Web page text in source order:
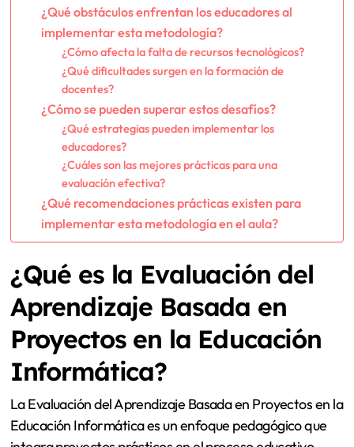
¿Qué obstáculos enfrentan los educadores al
implementar esta metodología?
¿Cómo afecta la falta de recursos tecnológicos?
¿Qué dificultades surgen en la formación de
docentes?
¿Cómo se pueden superar estos desafíos?
¿Qué estrategias pueden implementar los
educadores?
¿Cuáles son las mejores prácticas para una
evaluación efectiva?
¿Qué recomendaciones prácticas existen para
implementar esta metodología en el aula?
¿Qué es la Evaluación del
Aprendizaje Basada en
Proyectos en la Educación
Informática?
La Evaluación del Aprendizaje Basada en Proyectos en la
Educación Informática es un enfoque pedagógico que